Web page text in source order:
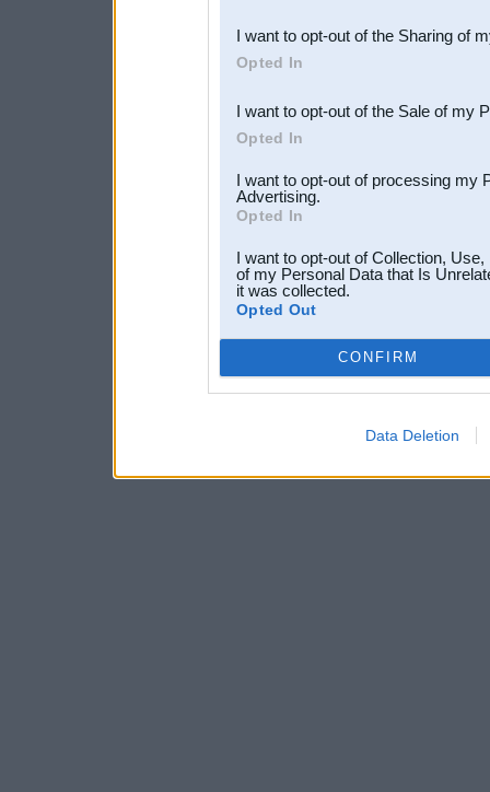
Downstream Participants
third parties.
I want to opt-out of the Sharing of
Opted In
I want to opt-out of the Sale of my
Opted In
I want to opt-out of processing my
Advertising.
Opted In
I want to opt-out of Collection,
of my Personal Data that Is
it was collected.
Opted Out
CONFIRM
Data Deletion